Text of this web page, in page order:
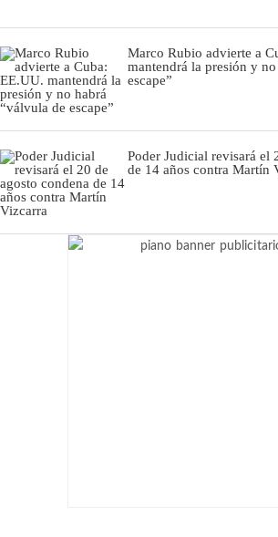
Marco Rubio advierte a
mantendrá la presión y
escape”
Poder Judicial revisará el
de 14 años contra Martín